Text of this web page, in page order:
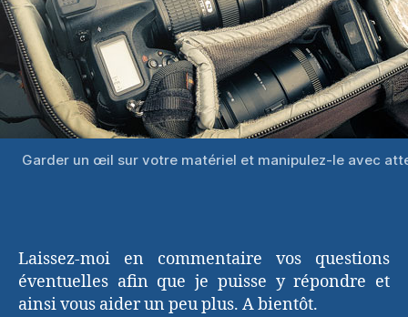
Garder un œil sur votre matériel et manipulez-le avec
Laissez-moi en commentaire vos questions
éventuelles afin que je puisse y répondre et
ainsi vous aider un peu plus. A bientôt.